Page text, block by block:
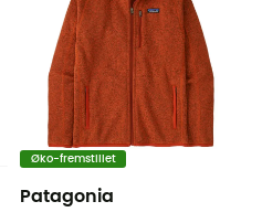
Øko-fremstillet
Patagonia